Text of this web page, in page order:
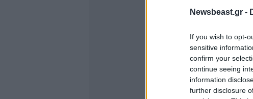
Newsbeast.gr -
If you wish to opt-
sensitive
confirm your
continue seeing
information
further disclosure